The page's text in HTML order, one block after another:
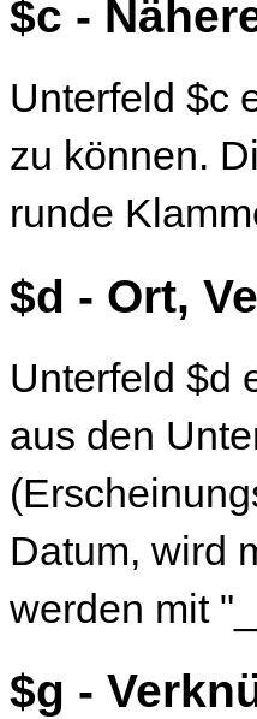
$c -
Unterfeld $c
zu können.
runde
$d - Ort,
Unterfeld $d
aus den
Datum, wird
werden mit
$g -